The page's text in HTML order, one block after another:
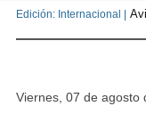
Edición: Internacional |
viernes, 07 de agosto